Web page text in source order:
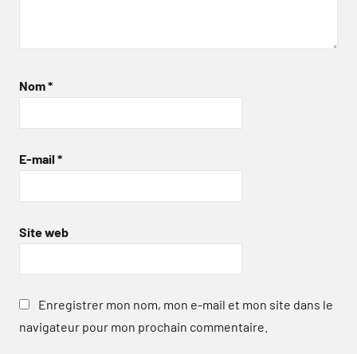
Nom*
E-mail *
Site web
Enregistrer mon nom, mon e-mail et mon site dans le
navigateur pour mon prochain commentaire.